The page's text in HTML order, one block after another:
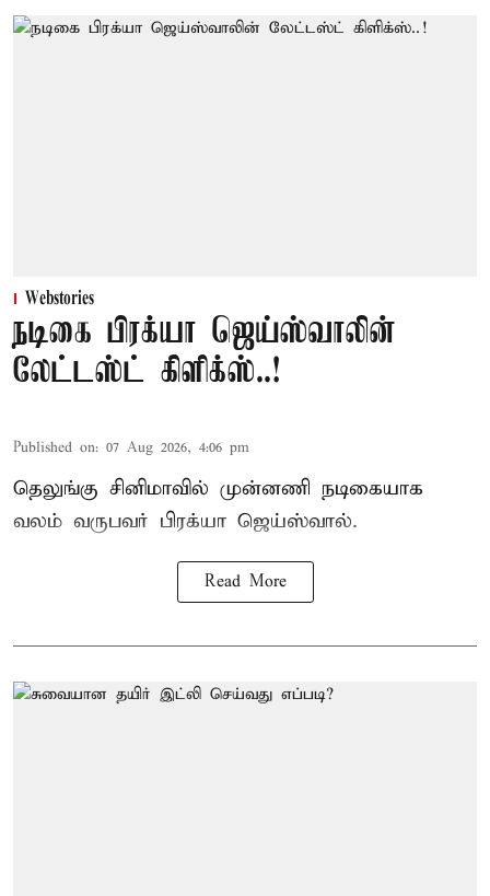
Webstories
நடிகை பிரக்யா ஜெய்ஸ்வாலின்
லேட்டஸ்ட் கிளிக்ஸ்..!
Published on: 07 Aug 2026, 4:06 pm
தெலுங்கு சினிமாவில் முன்னணி நடிகையாக
வலம் வருபவர் பிரக்யா ஜெய்ஸ்வால்.
Read More